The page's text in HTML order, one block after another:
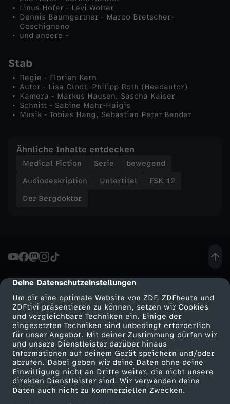
cmp-dialog-description
Deine Datenschutzeinstellungen
Um dir eine optimale Website von ZDF, ZDFheute und
ZDFtivi präsentieren zu können, setzen wir Cookies
und vergleichbare Techniken ein. Einige der
eingesetzten Techniken sind unbedingt erforderlich
für unser Angebot. Mit deiner Zustimmung dürfen wir
und unsere Dienstleister darüber hinaus
Informationen auf deinem Gerät speichern und/oder
abrufen. Dabei geben wir deine Daten ohne deine
Einwilligung nicht an Dritte weiter, die nicht unsere
direkten Dienstleister sind. Wir verwenden deine
Daten auch nicht zu kommerziellen Zwecken.
Linus Hofer - Levi Wolter
Dennis Baumgartner - Marco Bretscher-
Coschignano
und andere -
Stab
Regie - Florian Kern
Autor - Lisa Clodt, Philipp Roth (Headautor)
Kamera - Markus Hausen, Sascha Kaiser
Schnitt - Sabine Mahr-Haigis
Musik - Tobias Hang, Sebastian Peter Bender
Ähnliche Inhalte entdecken
Medical Fiction Serie
bewegend
Audiodeskription
Untertitel
FSK 12
Der Bergdoktor
Mehr ZDF
ZDF-Apps
Smart TV
ZDFtext
Service
ZDFmitreden
Kontakt zum ZDF
Tickets